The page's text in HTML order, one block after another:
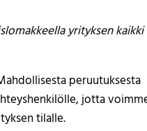
yrityksen kaikki
peruutuksesta
jotta
tilalle.